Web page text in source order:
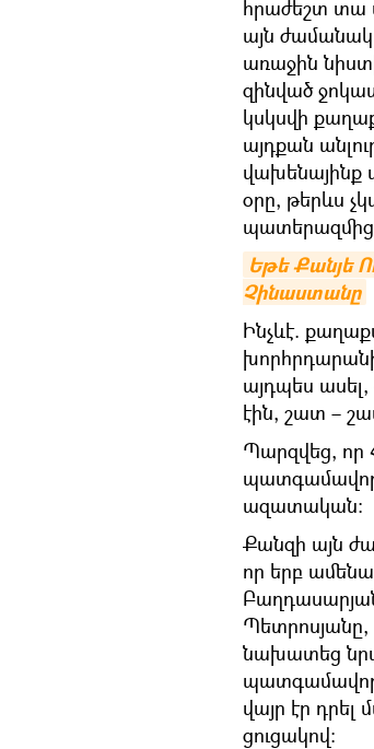
հրաժեշտ տա
այն ժամանակ
առաջին
զինված
կսկսվի
այդքան
վախենայինք
օրը, թերևս
Եթե Քանյե
Չինաստանը
​Ինչևէ.
այդպես
էին, շատ –
Պարզվեց, որ
ազատական։
Քանզի այն
որ երբ
նախատեց
վայր էր դրել
ցուցակով։